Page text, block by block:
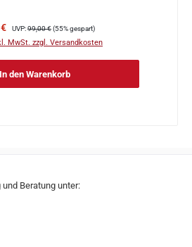
Regulärer Preis:
UVP:99,00 €(55% gespart)
MwSt. zzgl. Versandkosten
In den Warenkorb
Beratung unter: